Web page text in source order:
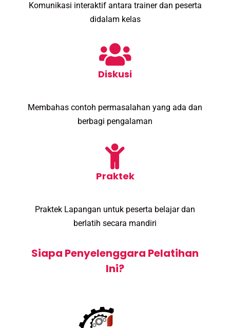
Komunikasi interaktif antara trainer dan peserta
didalam kelas
Diskusi
Membahas contoh permasalahan yang ada dan
berbagi pengalaman
Praktek
Praktek Lapangan untuk peserta belajar dan
berlatih secara mandiri
Siapa Penyelenggara Pelatihan
Ini?